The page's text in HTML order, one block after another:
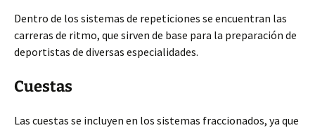
Dentro de los sistemas de repeticiones se encuentran las
carreras de ritmo, que sirven de base para la preparación de
deportistas de diversas especialidades.
Cuestas
Las cuestas se incluyen en los sistemas fraccionados, ya que